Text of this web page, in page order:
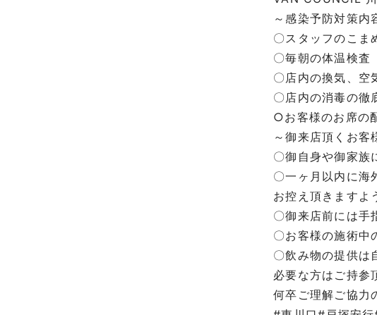
～感染予防対策内
〇スタッフのこま
〇毎朝の体温検査
〇店内の換気、空
〇店内の消毒の徹
○お客様のお席の
～御来店頂くお客
〇御自身や御家族
〇一ヶ月以内に海
お控え頂きますよ
〇御来店前には手
〇お客様の施術中
〇飲み物の提供は
必要な方はご持参
何卒ご理解ご協力